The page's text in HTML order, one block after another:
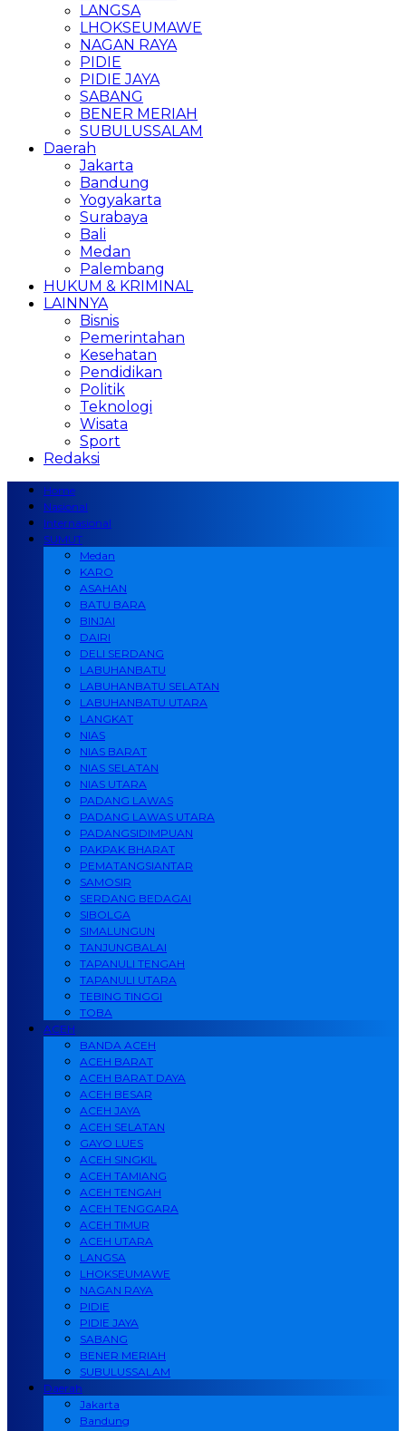
LANGSA
LHOKSEUMAWE
NAGAN RAYA
PIDIE
PIDIE JAYA
SABANG
BENER MERIAH
SUBULUSSALAM
Daerah
Jakarta
Bandung
Yogyakarta
Surabaya
Bali
Medan
Palembang
HUKUM & KRIMINAL
LAINNYA
Bisnis
Pemerintahan
Kesehatan
Pendidikan
Politik
Teknologi
Wisata
Sport
Redaksi
Home
Nasional
Internasional
SUMUT
Medan
KARO
ASAHAN
BATU BARA
BINJAI
DAIRI
DELI SERDANG
LABUHANBATU
LABUHANBATU SELATAN
LABUHANBATU UTARA
LANGKAT
NIAS
NIAS BARAT
NIAS SELATAN
NIAS UTARA
PADANG LAWAS
PADANG LAWAS UTARA
PADANGSIDIMPUAN
PAKPAK BHARAT
PEMATANGSIANTAR
SAMOSIR
SERDANG BEDAGAI
SIBOLGA
SIMALUNGUN
TANJUNGBALAI
TAPANULI TENGAH
TAPANULI UTARA
TEBING TINGGI
TOBA
ACEH
BANDA ACEH
ACEH BARAT
ACEH BARAT DAYA
ACEH BESAR
ACEH JAYA
ACEH SELATAN
GAYO LUES
ACEH SINGKIL
ACEH TAMIANG
ACEH TENGAH
ACEH TENGGARA
ACEH TIMUR
ACEH UTARA
LANGSA
LHOKSEUMAWE
NAGAN RAYA
PIDIE
PIDIE JAYA
SABANG
BENER MERIAH
SUBULUSSALAM
Daerah
Jakarta
Bandung